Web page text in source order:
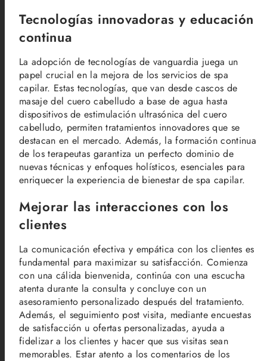
Tecnologías innovadoras y educación
continua
La adopción de tecnologías de vanguardia juega un
papel crucial en la mejora de los servicios de spa
capilar. Estas tecnologías, que van desde cascos de
masaje del cuero cabelludo a base de agua hasta
dispositivos de estimulación ultrasónica del cuero
cabelludo, permiten tratamientos innovadores que se
destacan en el mercado. Además, la formación continua
de los terapeutas garantiza un perfecto dominio de
nuevas técnicas y enfoques holísticos, esenciales para
enriquecer la experiencia de bienestar de spa capilar.
Mejorar las interacciones con los
clientes
La comunicación efectiva y empática con los clientes es
fundamental para maximizar su satisfacción. Comienza
con una cálida bienvenida, continúa con una escucha
atenta durante la consulta y concluye con un
asesoramiento personalizado después del tratamiento.
Además, el seguimiento post visita, mediante encuestas
de satisfacción u ofertas personalizadas, ayuda a
fidelizar a los clientes y hacer que sus visitas sean
memorables. Estar atento a los comentarios de los